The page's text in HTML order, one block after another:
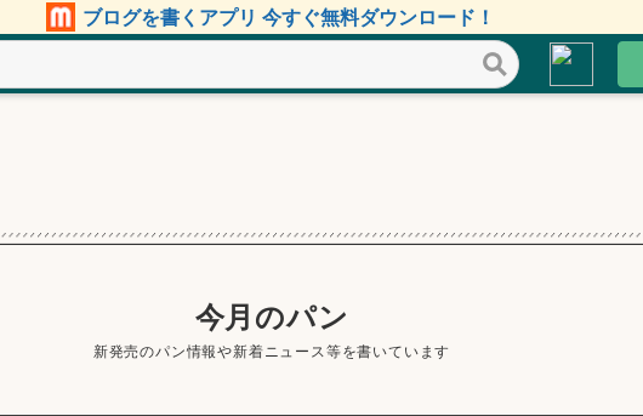
ブログを書くアプリ 今すぐ無料ダウンロード！
今月のパン
新発売のパン情報や新着ニュース等を書いています